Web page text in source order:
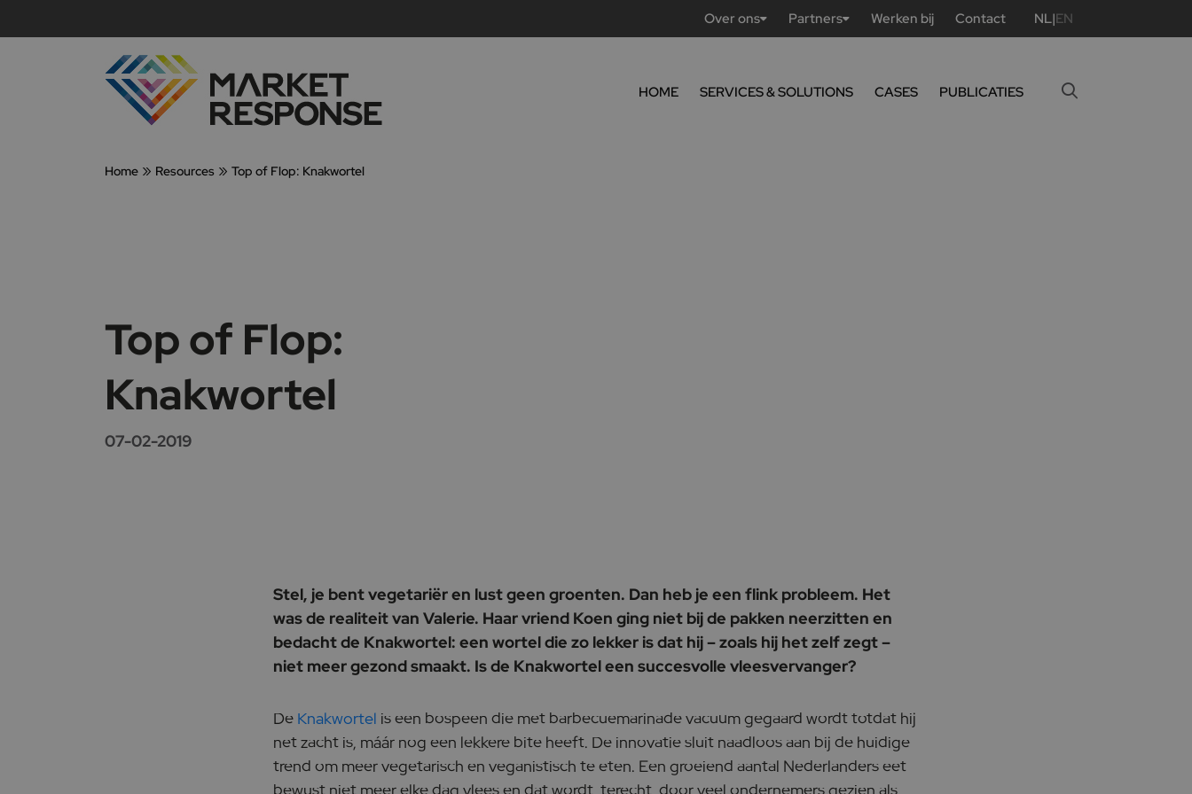
Over ons Partners Werken bij Contact NL|EN
HOME SERVICES & SOLUTIONS CASES PUBLICATIES
Home » Resources » Top of Flop: Knakwortel
Top of Flop:
Knakwortel
07-02-2019
Stel, je bent vegetariër en lust geen groenten. Dan heb je een flink probleem. Het
was de realiteit van Valerie. Haar vriend Koen ging niet bij de pakken neerzitten en
bedacht de Knakwortel: een wortel die zo lekker is dat hij – zoals hij het zelf zegt –
niet meer gezond smaakt. Is de Knakwortel een succesvolle vleesvervanger?
De Knakwortel is een bospeen die met barbecuemarinade vacuüm gegaard wordt totdat hij
net zacht is, máár nog een lekkere bite heeft. De innovatie sluit naadloos aan bij de huidige
trend om meer vegetarisch en veganistisch te eten. Een groeiend aantal Nederlanders eet